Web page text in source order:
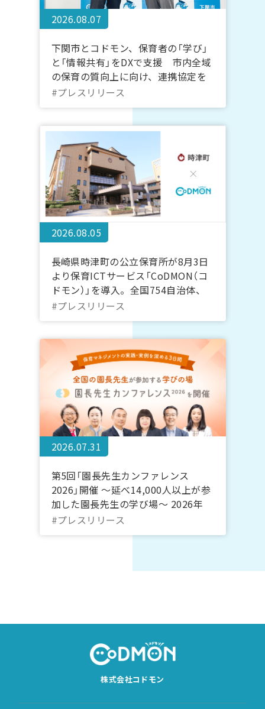
2026.08.07
下関市とコドモン、保育者の「学び」
と「情報共有」をDXで支援 市内全域
の保育の質向上に向け、連携協定を
締結
#プレスリリース
2026.08.05
長崎県時津町の公立保育所が8月3日
より保育ICTサービス「CoDMON（コ
ドモン）」を導入。全国754自治体、
長崎県内では計7自治体に普及
#プレスリリース
2026.07.31
第5回「園長先生カンファレンス
2026」開催 ～延べ14,000人以上が参
加した園長先生の学び場～ 2026年
10月20日～22日＠オンライン｜コド
#プレスリリース
株式会社コドモン